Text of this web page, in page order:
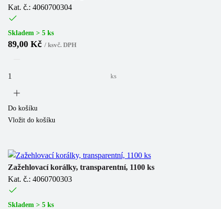
Kat. č.: 4060700304
Skladem > 5 ks
89,00 Kč / ksvč. DPH
ks
Do košíku
Vložit do košíku
Zažehlovací korálky, transparentní, 1100 ks
Kat. č.: 4060700303
Skladem > 5 ks